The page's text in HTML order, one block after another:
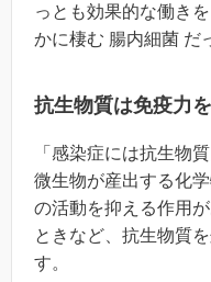
っとも効果的な働き
かに棲む 腸内細菌 だ
抗生物質は免疫力
「感染症には抗生物
微生物が産出する化
の活動を抑える作用
ときなど、抗生物質
す。